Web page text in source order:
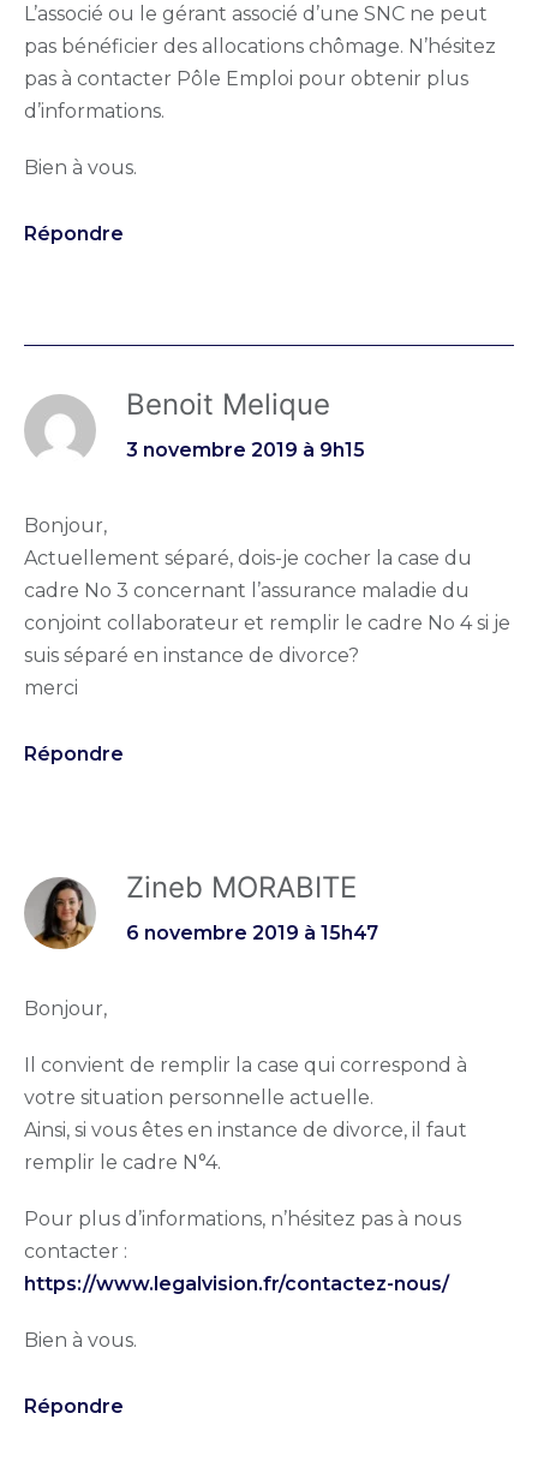
L’associé ou le gérant associé d’une SNC ne peut
pas bénéficier des allocations chômage. N’hésitez
pas à contacter Pôle Emploi pour obtenir plus
d’informations.
Bien à vous.
Répondre
Benoit Melique
3 novembre 2019 à 9h15
Bonjour,
Actuellement séparé, dois-je cocher la case du
cadre No 3 concernant l’assurance maladie du
conjoint collaborateur et remplir le cadre No 4 si je
suis séparé en instance de divorce?
merci
Répondre
Zineb MORABITE
6 novembre 2019 à 15h47
Bonjour,
Il convient de remplir la case qui correspond à
votre situation personnelle actuelle.
Ainsi, si vous êtes en instance de divorce, il faut
remplir le cadre N°4.
Pour plus d’informations, n’hésitez pas à nous
contacter :
https://www.legalvision.fr/contactez-nous/
Bien à vous.
Répondre